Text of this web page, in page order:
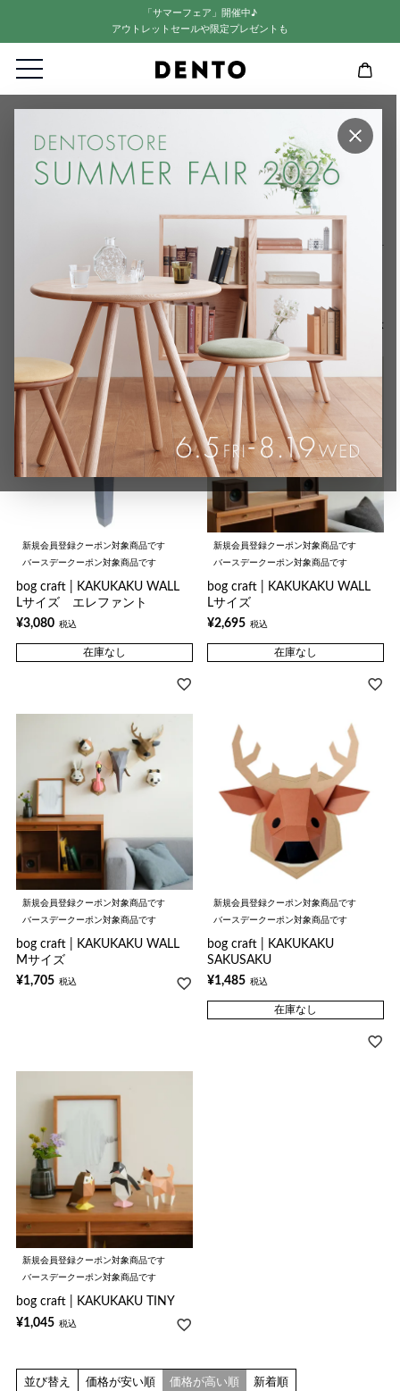
「サマーフェア」開催中♪
アウトレットセールや限定プレゼントも
×
bog craft商品一覧
詳細検索
キーワードヒット順
検索
並び替え 価格が安い順 価格が高い順 新着順
5 件中 1- 件表示
新規会員登録クーポン対象商品です
バースデークーポン対象商品です
bog craft | KAKUKAKU WALL
Lサイズ エレファント
¥3,080 税込
在庫なし
新規会員登録クーポン対象商品です
バースデークーポン対象商品です
bog craft | KAKUKAKU WALL
Lサイズ
¥2,695 税込
在庫なし
新規会員登録クーポン対象商品です
バースデークーポン対象商品です
bog craft | KAKUKAKU WALL
Mサイズ
¥1,705 税込
新規会員登録クーポン対象商品です
バースデークーポン対象商品です
bog craft | KAKUKAKU
SAKUSAKU
¥1,485 税込
在庫なし
新規会員登録クーポン対象商品です
バースデークーポン対象商品です
bog craft | KAKUKAKU TINY
¥1,045 税込
並び替え 価格が安い順 価格が高い順 新着順